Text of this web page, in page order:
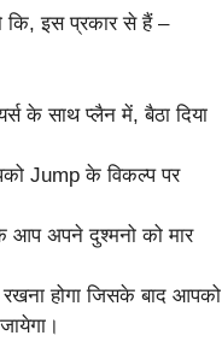
इस प्रकार से हैं –
के साथ प्लैन में, बैठा दिया
Jump के विकल्प पर
आप अपने दुश्मनो को मार
होगा जिसके बाद आपको